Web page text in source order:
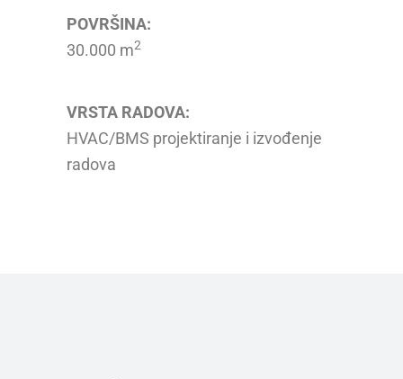
POVRŠINA:
30.000 m2
VRSTA RADOVA:
HVAC/BMS projektiranje i izvođenje
radova